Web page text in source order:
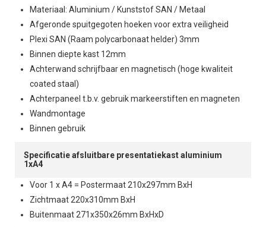
Materiaal: Aluminium / Kunststof SAN / Metaal
Afgeronde spuitgegoten hoeken voor extra veiligheid
Plexi SAN (Raam polycarbonaat helder) 3mm
Binnen diepte kast 12mm
Achterwand schrijfbaar en magnetisch (hoge kwaliteit
coated staal)
Achterpaneel t.b.v. gebruik markeerstiften en magneten
Wandmontage
Binnen gebruik
Specificatie afsluitbare presentatiekast aluminium
1xA4
Voor 1 x A4 = Postermaat 210x297mm BxH
Zichtmaat 220x310mm BxH
Buitenmaat 271x350x26mm BxHxD